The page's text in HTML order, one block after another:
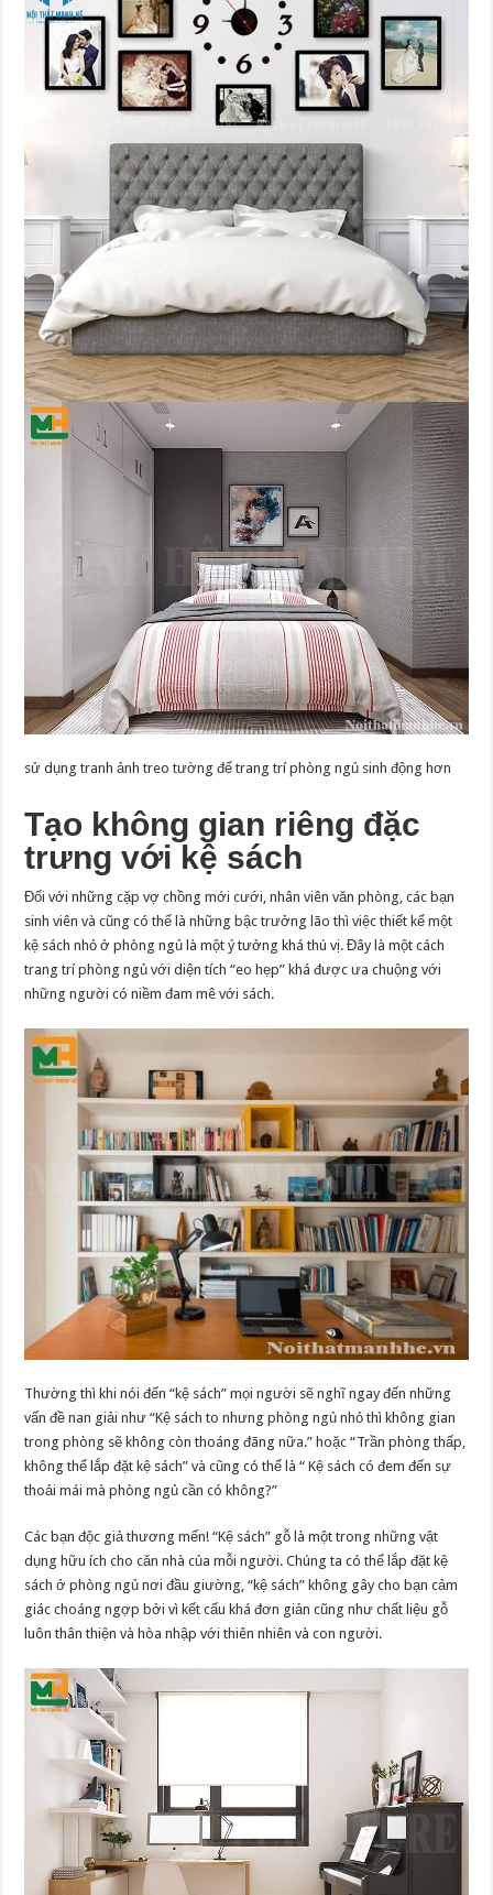
sử dụng tranh ảnh treo tường để trang trí phòng ngủ sinh động hơn
Tạo không gian riêng đặc
trưng với kệ sách
Đối với những cặp vợ chồng mới cưới, nhân viên văn phòng, các bạn
sinh viên và cũng có thể là những bậc trưởng lão thì việc thiết kế một
kệ sách nhỏ ở phòng ngủ là một ý tưởng khá thú vị. Đây là một cách
trang trí phòng ngủ với diện tích “eo hẹp” khá được ưa chuộng với
những người có niềm đam mê với sách.
Thường thì khi nói đến “kệ sách” mọi người sẽ nghĩ ngay đến những
vấn đề nan giải như “Kệ sách to nhưng phòng ngủ nhỏ thì không gian
trong phòng sẽ không còn thoáng đãng nữa.” hoặc “Trần phòng thấp,
không thể lắp đặt kệ sách” và cũng có thể là “ Kệ sách có đem đến sự
thoải mái mà phòng ngủ cần có không?”
Các bạn độc giả thương mến! “Kệ sách” gỗ là một trong những vật
dụng hữu ích cho căn nhà của mỗi người. Chúng ta có thể lắp đặt kệ
sách ở phòng ngủ nơi đầu giường, “kệ sách” không gây cho bạn cảm
giác choáng ngợp bởi vì kết cấu khá đơn giản cũng như chất liệu gỗ
luôn thân thiện và hòa nhập với thiên nhiên và con người.